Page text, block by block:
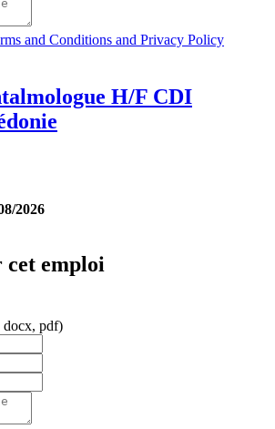
and Conditions and Privacy Policy
H/F CDI
2026
cet emploi
docx, pdf)